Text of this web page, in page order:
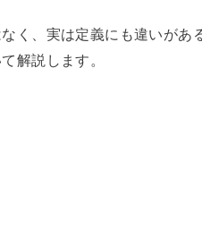
く、実は定義にも違いがあ
解説します。